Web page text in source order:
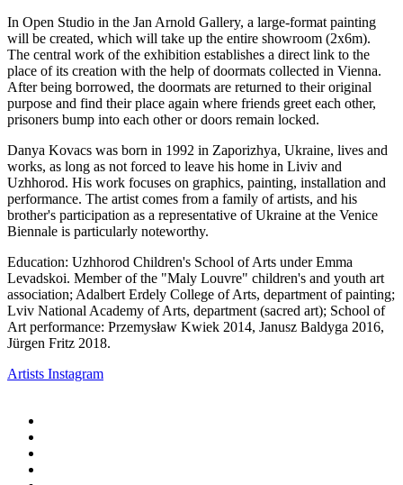
In Open Studio in the Jan Arnold Gallery, a large-format painting
will be created, which will take up the entire showroom (2x6m).
The central work of the exhibition establishes a direct link to the
place of its creation with the help of doormats collected in Vienna.
After being borrowed, the doormats are returned to their original
purpose and find their place again where friends greet each other,
prisoners bump into each other or doors remain locked.
Danya Kovacs was born in 1992 in Zaporizhya, Ukraine, lives and
works, as long as not forced to leave his home in Liviv and
Uzhhorod. His work focuses on graphics, painting, installation and
performance. The artist comes from a family of artists, and his
brother's participation as a representative of Ukraine at the Venice
Biennale is particularly noteworthy.
Education: Uzhhorod Children's School of Arts under Emma
Levadskoi. Member of the "Maly Louvre" children's and youth art
association; Adalbert Erdely College of Arts, department of painting;
Lviv National Academy of Arts, department (sacred art); School of
Art performance: Przemysław Kwiek 2014, Janusz Baldyga 2016,
Jürgen Fritz 2018.
Artists Instagram